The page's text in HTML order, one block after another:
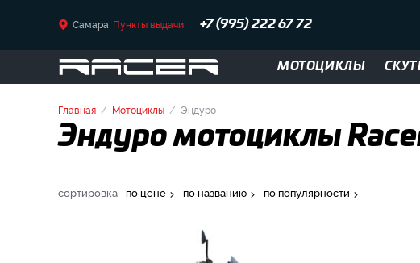
Самара Пункты выдачи +7 (995) 222 67 72
МОТОЦИКЛЫ
Главная Мотоциклы Эндуро
Эндуро мотоциклы
сортировка по цене по названию по популярности